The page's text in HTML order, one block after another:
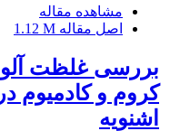
مشاهده مقاله
اصل مقاله 1.12 M
بررسی غلظت
کروم و کادمیوم
اشنویه